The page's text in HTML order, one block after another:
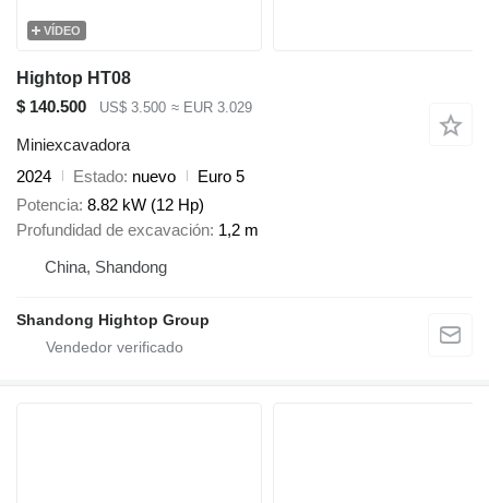
VÍDEO
Hightop HT08
$ 140.500
US$ 3.500 ≈ EUR 3.029
Miniexcavadora
2024
Estado nuevo
Euro 5
Potencia 8.82 kW (12 Hp)
Profundidad de excavación 1,2 m
China, Shandong
Shandong Hightop Group